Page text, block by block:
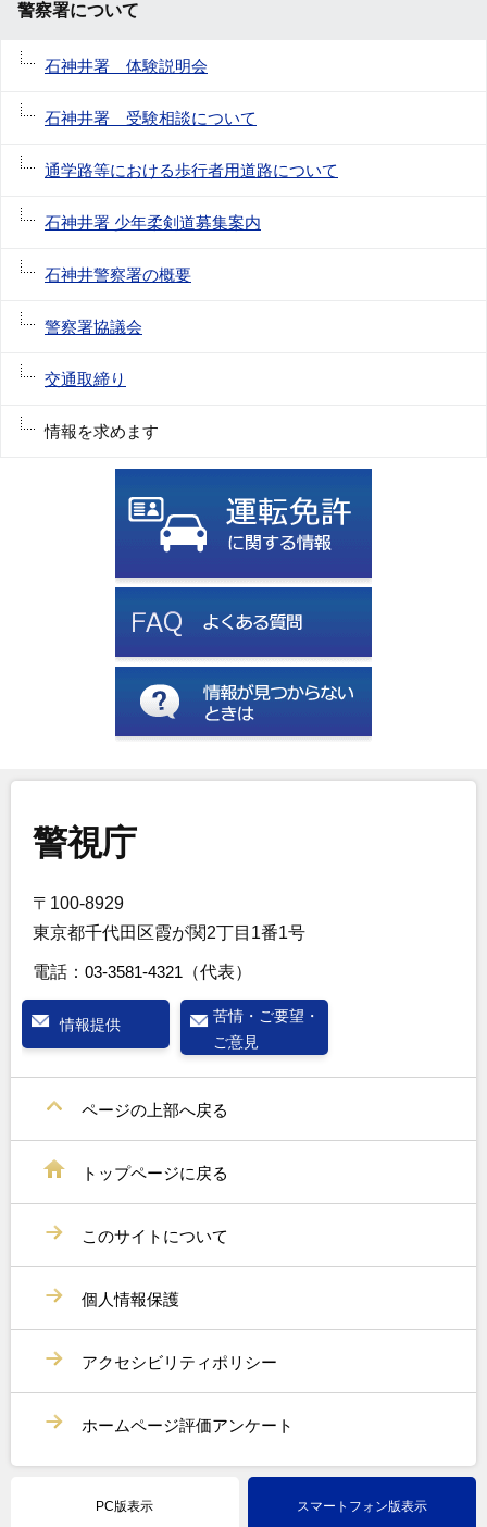
警察署について
石神井署 体験説明会
石神井署 受験相談について
通学路等における歩行者用道路について
石神井署 少年柔剣道募集案内
石神井警察署の概要
警察署協議会
交通取締り
情報を求めます
警視庁
〒100-8929
東京都千代田区霞が関2丁目1番1号
電話： 03-3581-4321 （代表）
情報提供
苦情・ご要望・
ご意見
ページの上部へ戻る
トップページに戻る
このサイトについて
個人情報保護
アクセシビリティポリシー
ホームページ評価アンケート
PC版表示 スマートフォン版表示